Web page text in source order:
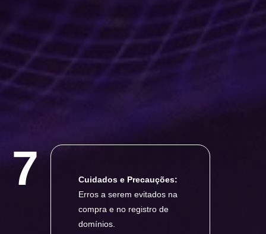
7
Cuidados e Precauções:
Erros a serem evitados na
compra e no registro de
domínios.